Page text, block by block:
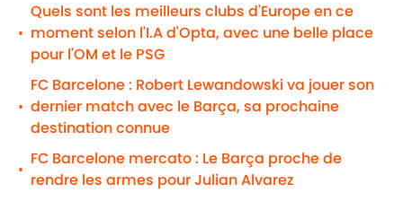
•
Quels sont les meilleurs clubs d'Europe en ce
moment selon l'I.A d'Opta, avec une belle place
pour l'OM et le PSG
•
FC Barcelone : Robert Lewandowski va jouer son
dernier match avec le Barça, sa prochaine
destination connue
•
FC Barcelone mercato : Le Barça proche de
rendre les armes pour Julian Alvarez